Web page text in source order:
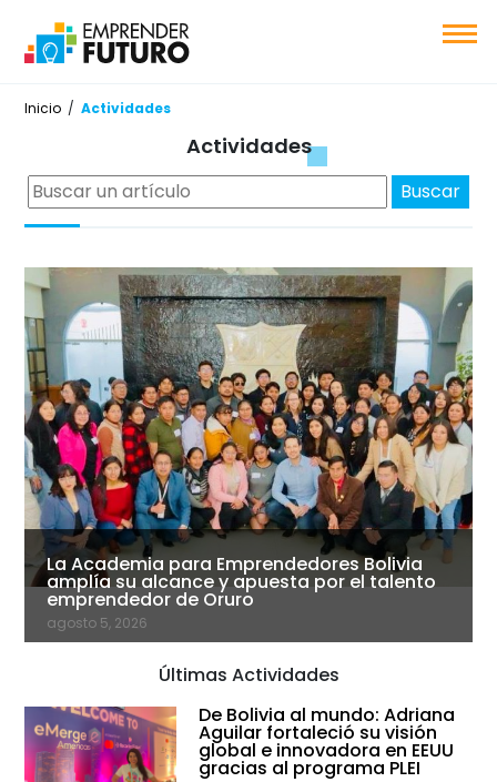
Inicio / Actividades
Actividades
Buscar: Buscar
La Academia para Emprendedores Bolivia
amplía su alcance y apuesta por el talento
emprendedor de Oruro
agosto 5, 2026
Últimas Actividades
De Bolivia al mundo: Adriana
Aguilar fortaleció su visión
global e innovadora en EEUU
gracias al programa PLEI